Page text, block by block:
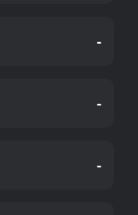
-
-
-